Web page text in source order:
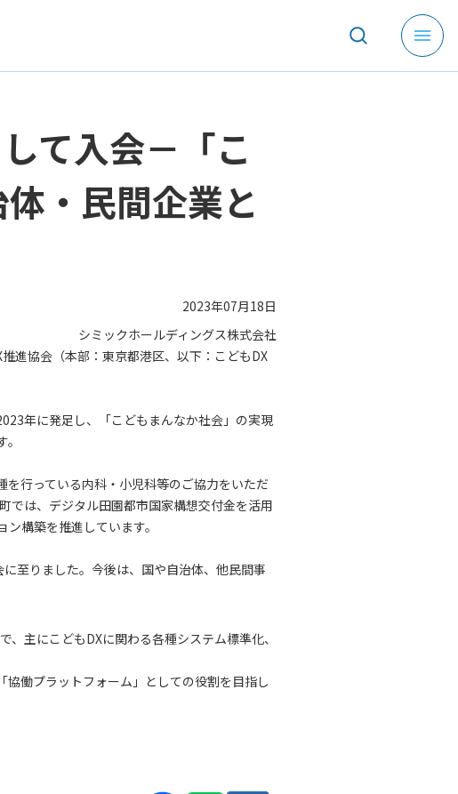
メ
ニ
て入会－「こ
・民間企業と
2023年07月18日
シミックホールディングス株式会社
進協会（本部：東京都港区、以下：こどもDX
年に発足し、「こどもまんなか社会」の実現
行っている内科・小児科等のご協力をいただ
では、デジタル田園都市国家構想交付金を活用
構築を推進しています。
至りました。今後は、国や自治体、他民間事
主にこどもDXに関わる各種システム標準化、
協働プラットフォーム」としての役割を目指し